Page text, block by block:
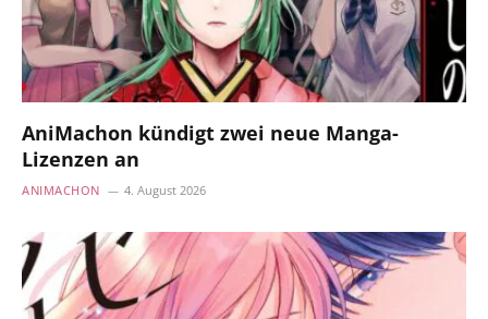
AniMachon kündigt zwei neue Manga-
Lizenzen an
ANIMACHON 4. August 2026